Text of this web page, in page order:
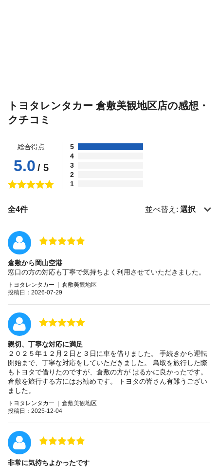
トヨタレンタカー 倉敷美観地区店の感想・
クチコミ
総合得点
5.0 / 5
5
4
3
2
1
全4件 並べ替え: 選択
倉敷から岡山空港
窓口の方の対応も丁寧で気持ちよく利用させていただきました。
トヨタレンタカー | 倉敷美観地区
投稿日：2026-07-29
親切、丁寧な対応に満足
２０２５年１２月２日と３日に車を借りました。 手続きから運転
開始まで、丁寧な対応をしていただきました。 鳥取を旅行した際
もトヨタで借りたのですが、倉敷の方が はるかに良かったです。
倉敷を旅行する方にはお勧めです。 トヨタの皆さん有難うござい
ました。
トヨタレンタカー | 倉敷美観地区
投稿日：2025-12-04
非常に気持ちよかったです